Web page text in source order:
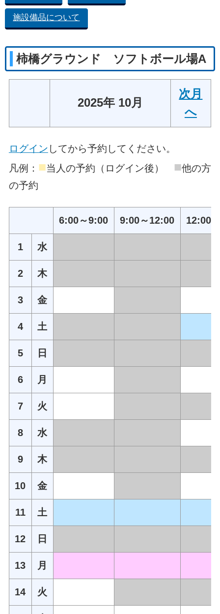
施設備品について
柿橋グラウンド ソフトボール場A
2025年 10月
次月
へ
ログイン してから予約してください。
凡例： ■当人の予約（ログイン後） ■他の方
の予約
6:00～9:00 9:00～12:00 12:00
1 水
2 木
3 金
4 土
5 日
6 月
7 火
8 水
9 木
10 金
11 土
12 日
13 月
14 火